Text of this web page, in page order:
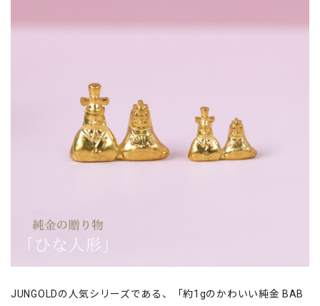
JUNGOLDの人気シリーズである、「約1gのかわいい純金 BAB